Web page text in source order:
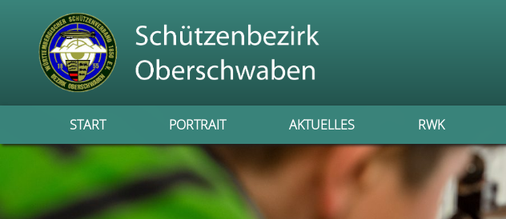
START PORTRAIT AKTUELLES RWK